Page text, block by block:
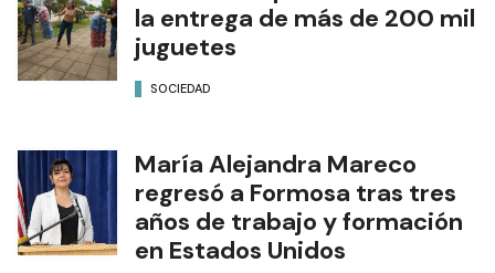
la entrega de más de 200 mil
juguetes
SOCIEDAD
María Alejandra Mareco
regresó a Formosa tras tres
años de trabajo y formación
en Estados Unidos